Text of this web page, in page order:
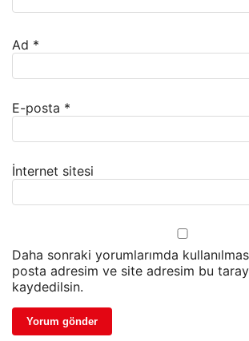
Ad *
E-posta *
İnternet sitesi
Daha sonraki yorumlarımda
posta adresim ve site adresim bu
kaydedilsin.